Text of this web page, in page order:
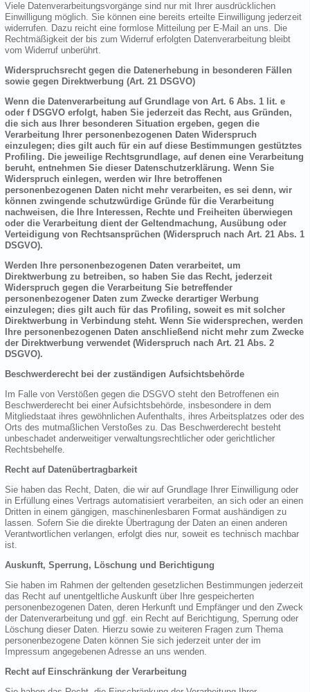
Viele Datenverarbeitungsvorgänge sind nur mit Ihrer ausdrücklichen
Einwilligung möglich. Sie können eine bereits erteilte Einwilligung jederzeit
widerrufen. Dazu reicht eine formlose Mitteilung per E-Mail an uns. Die
Rechtmäßigkeit der bis zum Widerruf erfolgten Datenverarbeitung bleibt
vom Widerruf unberührt.
Widerspruchsrecht gegen die Datenerhebung in besonderen Fällen
sowie gegen Direktwerbung (Art. 21 DSGVO)
Wenn die Datenverarbeitung auf Grundlage von Art. 6 Abs. 1 lit. e
oder f DSGVO erfolgt, haben Sie jederzeit das Recht, aus Gründen,
die sich aus Ihrer besonderen Situation ergeben, gegen die
Verarbeitung Ihrer personenbezogenen Daten Widerspruch
einzulegen; dies gilt auch für ein auf diese Bestimmungen gestütztes
Profiling. Die jeweilige Rechtsgrundlage, auf denen eine Verarbeitung
beruht, entnehmen Sie dieser Datenschutzerklärung. Wenn Sie
Widerspruch einlegen, werden wir Ihre betroffenen
personenbezogenen Daten nicht mehr verarbeiten, es sei denn, wir
können zwingende schutzwürdige Gründe für die Verarbeitung
nachweisen, die Ihre Interessen, Rechte und Freiheiten überwiegen
oder die Verarbeitung dient der Geltendmachung, Ausübung oder
Verteidigung von Rechtsansprüchen (Widerspruch nach Art. 21 Abs. 1
DSGVO).
Werden Ihre personenbezogenen Daten verarbeitet, um
Direktwerbung zu betreiben, so haben Sie das Recht, jederzeit
Widerspruch gegen die Verarbeitung Sie betreffender
personenbezogener Daten zum Zwecke derartiger Werbung
einzulegen; dies gilt auch für das Profiling, soweit es mit solcher
Direktwerbung in Verbindung steht. Wenn Sie widersprechen, werden
Ihre personenbezogenen Daten anschließend nicht mehr zum Zwecke
der Direktwerbung verwendet (Widerspruch nach Art. 21 Abs. 2
DSGVO).
Beschwerderecht bei der zuständigen Aufsichtsbehörde
Im Falle von Verstößen gegen die DSGVO steht den Betroffenen ein
Beschwerderecht bei einer Aufsichtsbehörde, insbesondere in dem
Mitgliedstaat ihres gewöhnlichen Aufenthalts, ihres Arbeitsplatzes oder des
Orts des mutmaßlichen Verstoßes zu. Das Beschwerderecht besteht
unbeschadet anderweitiger verwaltungsrechtlicher oder gerichtlicher
Rechtsbehelfe.
Recht auf Datenübertragbarkeit
Sie haben das Recht, Daten, die wir auf Grundlage Ihrer Einwilligung oder
in Erfüllung eines Vertrags automatisiert verarbeiten, an sich oder an einen
Dritten in einem gängigen, maschinenlesbaren Format aushändigen zu
lassen. Sofern Sie die direkte Übertragung der Daten an einen anderen
Verantwortlichen verlangen, erfolgt dies nur, soweit es technisch machbar
ist.
Auskunft, Sperrung, Löschung und Berichtigung
Sie haben im Rahmen der geltenden gesetzlichen Bestimmungen jederzeit
das Recht auf unentgeltliche Auskunft über Ihre gespeicherten
personenbezogenen Daten, deren Herkunft und Empfänger und den Zweck
der Datenverarbeitung und ggf. ein Recht auf Berichtigung, Sperrung oder
Löschung dieser Daten. Hierzu sowie zu weiteren Fragen zum Thema
personenbezogene Daten können Sie sich jederzeit unter der im
Impressum angegebenen Adresse an uns wenden.
Recht auf Einschränkung der Verarbeitung